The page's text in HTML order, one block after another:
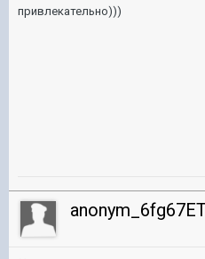
привлекательно)))